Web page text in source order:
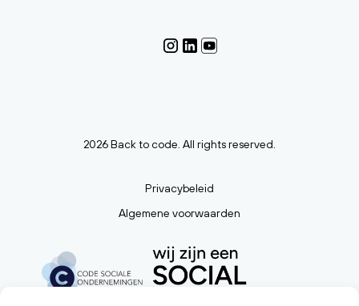
2026 Back to code. All rights reserved.
Privacybeleid
Algemene voorwaarden